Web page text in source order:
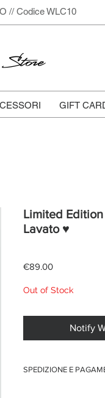
// Codice WLC10
Store
GIFT
Limited
Lavato ♥
€89.00Price
Out of Stock
Notify
SPEDIZIONE E